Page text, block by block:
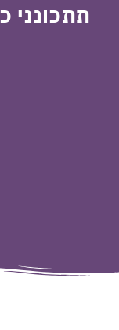
תתכונני